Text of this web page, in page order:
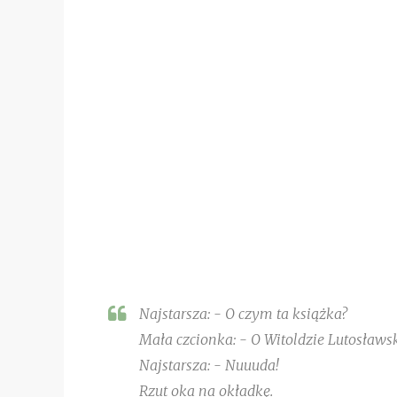
Najstarsza: - O czym ta książka?
Mała czcionka: - O Witoldzie
Najstarsza: - Nuuuda!
Rzut oka na okładkę.